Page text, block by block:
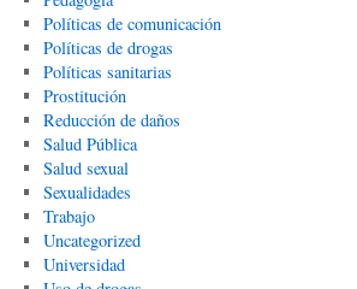
Políticas de comunicación
Políticas de drogas
Políticas sanitarias
Prostitución
Reducción de daños
Salud Pública
Salud sexual
Sexualidades
Trabajo
Uncategorized
Universidad